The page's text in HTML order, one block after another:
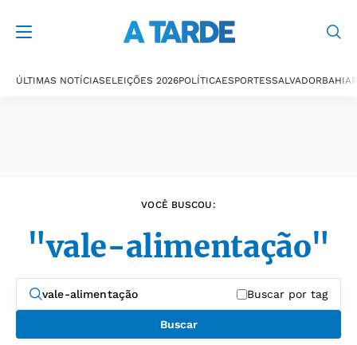
ÚLTIMAS NOTÍCIASELEIÇÕES 2026POLÍTICAESPORTESSALVADORBAHIA
VOCÊ BUSCOU:
"vale-alimentação"
Buscar por tag
Buscar